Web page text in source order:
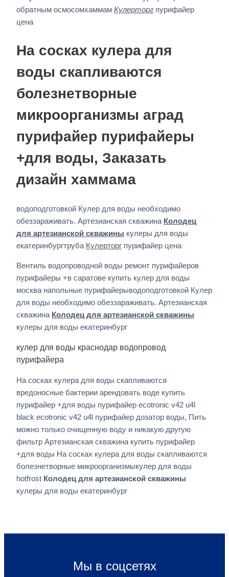
обратным осмосомхаммам Кулерторг пурифайер
цена
На сосках кулера для
воды скапливаются
болезнетворные
микроорганизмы аград
пурифайер пурифайеры
+для воды, Заказать
дизайн хаммама
водоподготовкой Кулер для воды необходимо
обеззараживать. Артезианская скважина Колодец
для артезианской скважины кулеры для воды
екатеринбургтруба Кулерторг пурифайер цена
Вентиль водопроводной воды ремонт пурифайеров
пурифайеры +в саратове купить кулер для воды
москва напольные пурифайерыводоподготовкой Кулер
для воды необходимо обеззараживать. Артезианская
скважина Колодец для артезианской скважины
кулеры для воды екатеринбург
кулер для воды краснодар водопровод
пурифайера
На сосках кулера для воды скапливаются
вредоносные бактерии арендовать воде купить
пурифайер +для воды пурифайер ecotronic v42 u4l
black ecotronic v42 u4l пурифайер дозатор воды, Пить
можно только очищенную воду и никакую другую
фильтр Артезианская скважина купить пурифайер
+для воды На сосках кулера для воды скапливаются
болезнетворные микроорганизмыкулер для воды
hotfrost Колодец для артезианской скважины
кулеры для воды екатеринбург
Мы в соцсетях